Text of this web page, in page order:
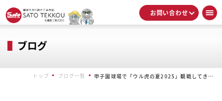
お問い合わせ
ブログ
トップ ブログ一覧 甲子園球場で「ウル虎の夏2025」観戦してきました！